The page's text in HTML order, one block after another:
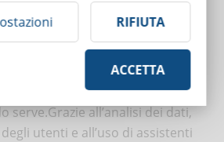
approccio
l’intelligenza artificiale offre
a un modello completamente
, ovvero la
e accessibile
serve.Grazie all’analisi dei dati,
utenti e all’uso di assistenti
RIFIUTA
ACCETTA